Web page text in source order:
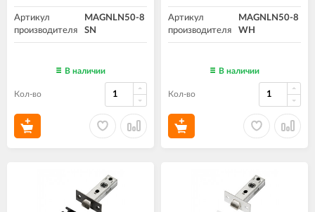
Артикул
производителя
MAGNLN50-8
SN
В наличии
Кол-во
Артикул
производителя
MAGNLN50-8
WH
В наличии
Кол-во